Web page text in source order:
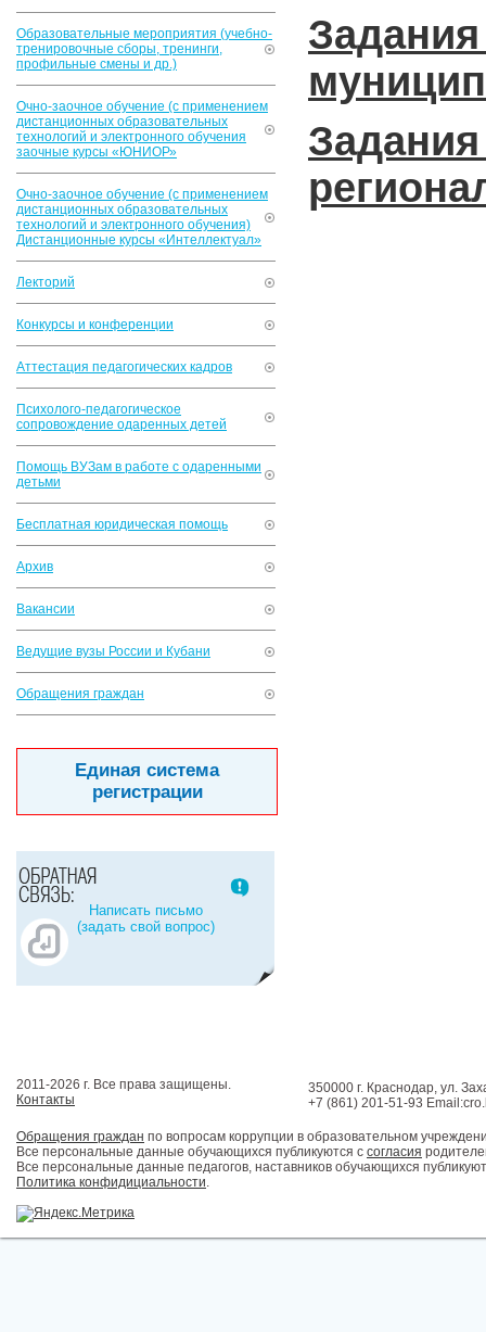
Образовательные мероприятия (учебно-
тренировочные сборы, тренинги,
профильные смены и др.)
Очно-заочное обучение (с применением
дистанционных образовательных
технологий и электронного обучения
заочные курсы «ЮНИОР»
Очно-заочное обучение (с применением
дистанционных образовательных
технологий и электронного обучения)
Дистанционные курсы «Интеллектуал»
Лекторий
Конкурсы и конференции
Аттестация педагогических кадров
Психолого-педагогическое
сопровождение одаренных детей
Помощь ВУЗам в работе с одаренными
детьми
Бесплатная юридическая помощь
Архив
Вакансии
Ведущие вузы России и Кубани
Обращения граждан
Единая система
регистрации
Написать письмо
(задать свой вопрос)
2011-2026 г. Все права защищены.
Контакты
350000 г. Краснодар, ул.
+7 (861) 201-51-93
Обращения граждан по вопросам коррупции в образовательном
Все персональные данные обучающихся публикуются с согласия
Все персональные данные педагогов, наставников обучающихся
Политика конфидициальности.